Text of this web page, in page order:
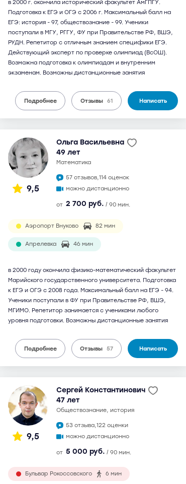
в 2000 г. окончила исторический факультет АмГПГУ.
Подготовка к ЕГЭ и ОГЭ с 2006 г. Максимальный балл на
ЕГЭ: история - 97, обществознание - 99. Ученики
поступали в МГУ, РГГУ, ФУ при Правительстве РФ, ВШЭ,
РУДН. Репетитор с отличным знанием специфики ЕГЭ.
Действующий эксперт по проверке олимпиад (ВсОШ).
Возможна подготовка к олимпиадам и внутренним
экзаменам. Возможны дистанционные занятия
Подробнее Отзывы 61 Написать
9,5
Ольга Васильевна
49 лет
математика
57 отзывов,114 оценок
можно дистанционно
от 2 700 руб. / 90 мин.
Аэропорт Внуково 82 мин
Апрелевка 46 мин
в 2000 году окончила физико-математический факультет
Марийского государственного университета. Подготовка
к ЕГЭ и ОГЭ с 2008 года. Максимальный балл на ЕГЭ - 94.
Ученики поступали в ФУ при Правительстве РФ, ВШЭ,
МГИМО. Репетитор занимается с учениками любого
уровня подготовки. Возможны дистанционные занятия
Подробнее Отзывы 57 Написать
9,5
Сергей Константинович
47 лет
обществознание, история
53 отзыва,122 оценки
можно дистанционно
от 5 000 руб. / 90 мин.
Бульвар Рокоссовского 6 мин